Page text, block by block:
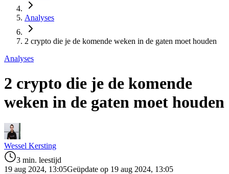
Analyses
2 crypto die je de komende weken in de gaten moet houden
Analyses
2 crypto die je de komende
weken in de gaten moet houden
Wessel Kersting
3 min. leestijd
19 aug 2024, 13:05Geüpdate op 19 aug 2024, 13:05